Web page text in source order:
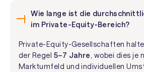
Wie lange ist die
im Private-Equity-Bereich?
Private-Equity-Gesellschaften
der Regel 5–7 Jahre , wobei dies je
Marktumfeld und individuellen